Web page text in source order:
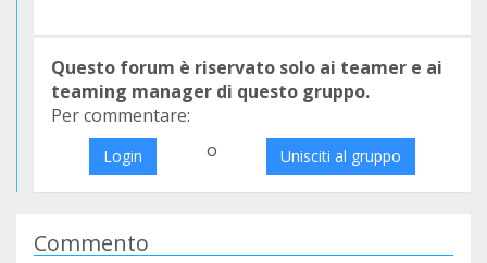
Questo forum è riservato solo ai teamer e ai
teaming manager di questo gruppo.
Per commentare:
Login o Unisciti al gruppo
Commento